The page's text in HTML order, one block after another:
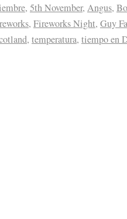
, 5th November, Angus,
, Fireworks Night, Guy
, temperatura, tiempo en